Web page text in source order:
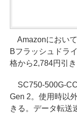
Amazonにおい
Bフラッシュドラ
格から2,784円引
SC750-500G-
Gen 2。使用時以
きる。データ転送